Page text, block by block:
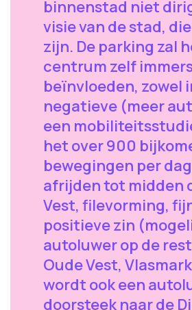
binnenstad niet
visie van de stad,
zijn. De parking zal
centrum zelf
beïnvloeden, zowel
negatieve (meer
een
het over 900
bewegingen per
afrijden tot midden
Vest, filevorming,
positieve zin
autoluwer op de
Oude Vest,
wordt ook een
doorsteek naar de